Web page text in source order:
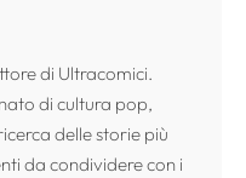
di Ultracomici.
di cultura pop,
delle storie più
da condividere con i